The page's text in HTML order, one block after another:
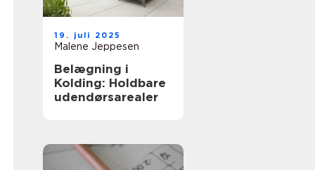
19. juli 2025
Malene Jeppesen
Belægning i
Kolding: Holdbare
udendørsarealer